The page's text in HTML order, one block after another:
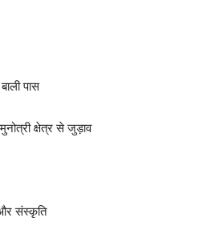
पास
क्षेत्र से जुड़ाव
संस्कृति